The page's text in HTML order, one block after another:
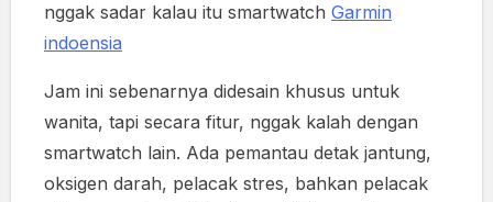
nggak sadar kalau itu smartwatch Garmin
indoensia
Jam ini sebenarnya didesain khusus untuk
wanita, tapi secara fitur, nggak kalah dengan
smartwatch lain. Ada pemantau detak jantung,
oksigen darah, pelacak stres, bahkan pelacak